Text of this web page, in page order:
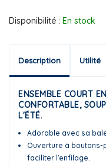
Disponibilité : En stock
Description Utilité
ENSEMBLE COURT
CONFORTABLE,
L'ÉTÉ.
Adorable avec sa
Ouverture à
faciliter l'enfilage.